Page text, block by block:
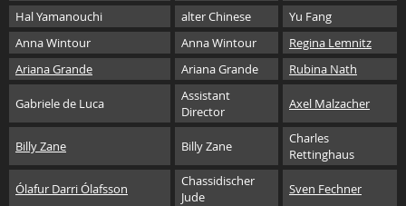
Hal Yamanouchi
alter Chinese
Yu Fang
Anna Wintour
Anna Wintour
Regina Lemnitz
Ariana Grande
Ariana Grande Rubina Nath
Gabriele de Luca
Assistant
Director
Axel Malzacher
Billy Zane Billy Zane
Charles
Rettinghaus
Ólafur Darri Ólafsson
Chassidischer
Jude
Sven Fechner